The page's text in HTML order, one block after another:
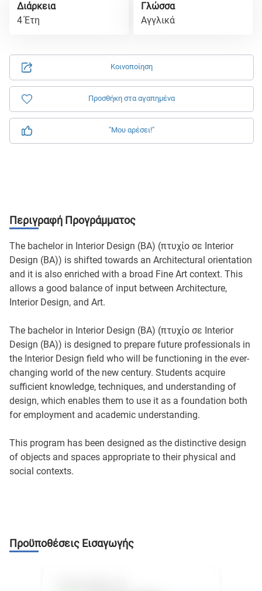
Κοινοποίηση
Προσθήκη στα αγαπημένα
"Μου αρέσει!"
Διάρκεια
4 Έτη
Γλώσσα
Αγγλικά
Περιγραφή Προγράμματος
The bachelor in Interior Design (BA) (πτυχίο σε Interior
Design (BA)) is shifted towards an Architectural orientation
and it is also enriched with a broad Fine Art context. This
allows a good balance of input between Architecture,
Interior Design, and Art.
The bachelor in Interior Design (BA) (πτυχίο σε Interior
Design (BA)) is designed to prepare future professionals in
the Interior Design field who will be functioning in the ever-
changing world of the new century. Students acquire
sufficient knowledge, techniques, and understanding of
design, which enables them to use it as a foundation both
for employment and academic understanding.
This program has been designed as the distinctive design
of objects and spaces appropriate to their physical and
social contexts.
Προϋποθέσεις Εισαγωγής